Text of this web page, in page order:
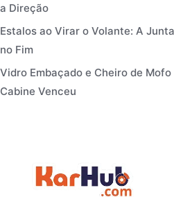
a Direção
Estalos ao Virar o Volante: A
no Fim
Vidro Embaçado e Cheiro de
Cabine Venceu